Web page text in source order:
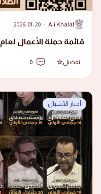
A
Ali Khalaf
·
2026-01-20
قائمة حملة الأعمال لعام 2026 ميلادية
تفضيل 0
أخبار الأشبال